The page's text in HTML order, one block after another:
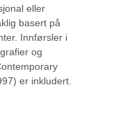
eller
basert på
Innførsler i
og
er inkludert.